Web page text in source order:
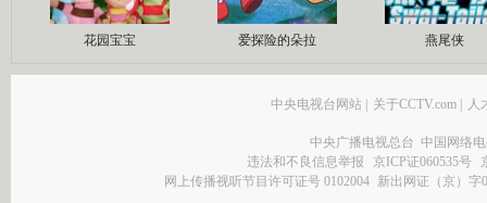
花园宝宝 爱探险的朵拉 燕尾侠
中央电视台网站 | 关于CCTV.com | 人
中央广播电视总台 中国网络
违法和不良信息举报
京ICP证060535号
网上传播视听节目许可证号 0102004 新出网证（京）